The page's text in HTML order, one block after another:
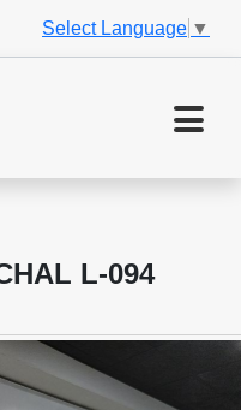
Select Language ▼
L-094